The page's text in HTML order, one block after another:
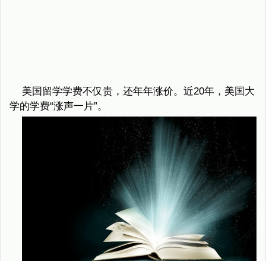
美国留学学费不仅贵，还年年涨价。近20年，美国大
学的学费“涨声一片”。‍‍‍‍‍‍‍‍‍‍‍‍‍‍‍‍‍‍‍